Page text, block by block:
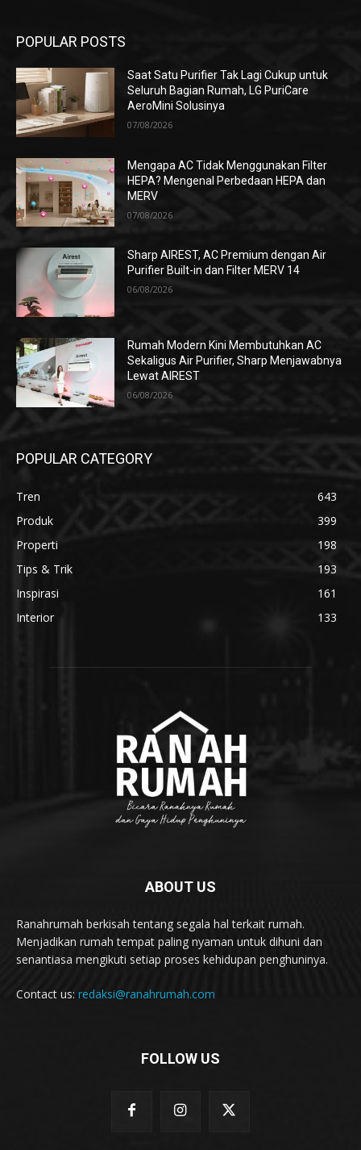
POPULAR POSTS
Saat Satu Purifier Tak Lagi Cukup untuk
Seluruh Bagian Rumah, LG PuriCare
AeroMini Solusinya
07/08/2026
Mengapa AC Tidak Menggunakan Filter
HEPA? Mengenal Perbedaan HEPA dan
MERV
07/08/2026
Sharp AIREST, AC Premium dengan Air
Purifier Built-in dan Filter MERV 14
06/08/2026
Rumah Modern Kini Membutuhkan AC
Sekaligus Air Purifier, Sharp Menjawabnya
Lewat AIREST
06/08/2026
POPULAR CATEGORY
Tren
643
Produk
399
Properti
198
Tips & Trik
193
Inspirasi
161
Interior
133
ABOUT US
Ranahrumah berkisah tentang segala hal terkait rumah.
Menjadikan rumah tempat paling nyaman untuk dihuni dan
senantiasa mengikuti setiap proses kehidupan penghuninya.
Contact us: redaksi@ranahrumah.com
FOLLOW US